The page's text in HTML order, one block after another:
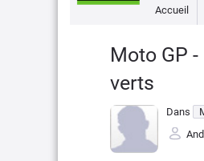
Accueil
Moto GP
verts
Dans